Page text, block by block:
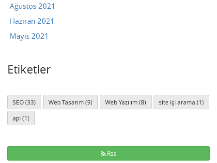
Ağustos 2021
Haziran 2021
Mayıs 2021
Etiketler
SEO (33) Web Tasarım (9) Web Yazılım (8) site içi arama (1)
api (1)
Rss